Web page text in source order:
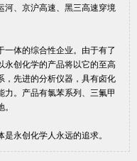
河、京沪高速、黑三高速穿境
体的综合性企业。由于有了
永创化学的产品将以它的至高
，先进的分析仪器，具有卤化
力。产品有氯苯系列、三氟甲
永创化学人永远的追求。